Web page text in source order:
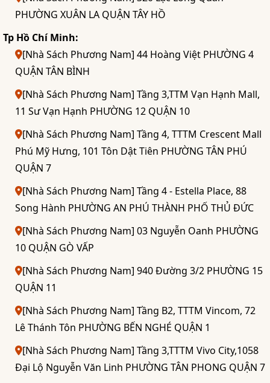
PHƯỜNG XUÂN LA QUẬN TÂY HỒ
Tp Hồ Chí Minh:
[Nhà Sách Phương Nam] 44 Hoàng Việt PHƯỜNG 4
QUẬN TÂN BÌNH
[Nhà Sách Phương Nam] Tầng 3,TTM Vạn Hạnh Mall,
11 Sư Vạn Hạnh PHƯỜNG 12 QUẬN 10
[Nhà Sách Phương Nam] Tầng 4, TTTM Crescent Mall
Phú Mỹ Hưng, 101 Tôn Dật Tiên PHƯỜNG TÂN PHÚ
QUẬN 7
[Nhà Sách Phương Nam] Tầng 4 - Estella Place, 88
Song Hành PHƯỜNG AN PHÚ THÀNH PHỐ THỦ ĐỨC
[Nhà Sách Phương Nam] 03 Nguyễn Oanh PHƯỜNG
10 QUẬN GÒ VẤP
[Nhà Sách Phương Nam] 940 Đường 3/2 PHƯỜNG 15
QUẬN 11
[Nhà Sách Phương Nam] Tầng B2, TTTM Vincom, 72
Lê Thánh Tôn PHƯỜNG BẾN NGHÉ QUẬN 1
[Nhà Sách Phương Nam] Tầng 3,TTTM Vivo City,1058
Đại Lộ Nguyễn Văn Linh PHƯỜNG TÂN PHONG QUẬN 7